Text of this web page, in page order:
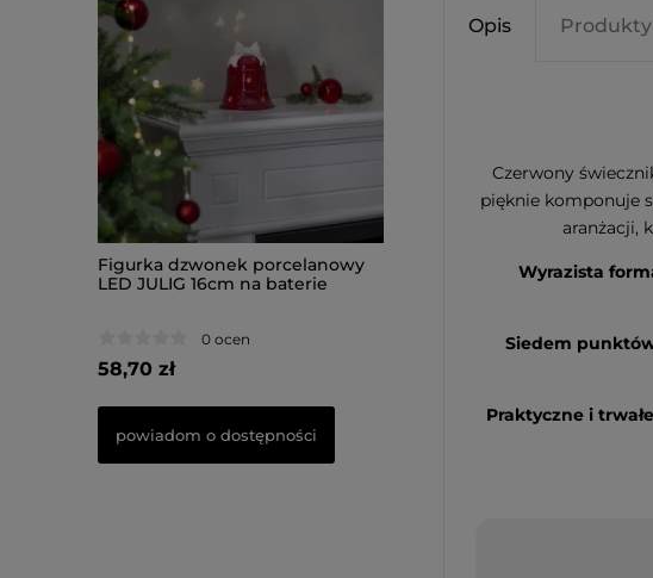
Figurka dzwonek porcelanowy
LED JULIG 16cm na baterie
0 ocen
58,70 zł
powiadom o dostępności
Figurka Piesek Led DOGGE
33,50cm na baterie
0 ocen
Opis
Czerwony
pięknie komponuje
aranżacji,
Wyrazista
Siedem
Praktyczne i